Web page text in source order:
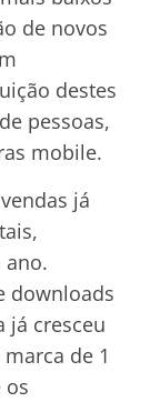
de novos
destes
pessoas,
mobile.
já
ano.
downloads
já cresceu
de 1
os